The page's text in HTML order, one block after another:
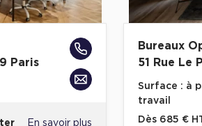
Paris
En savoir plus
Bureaux
51 Rue Le
Surface : à
travail
Dès 685 €